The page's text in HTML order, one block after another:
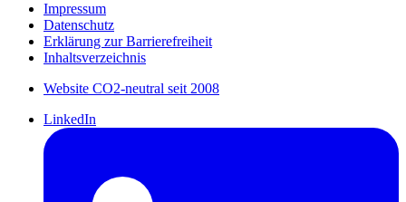
Impressum
Datenschutz
Erklärung zur Barrierefreiheit
Inhaltsverzeichnis
Website CO2-neutral seit 2008
LinkedIn